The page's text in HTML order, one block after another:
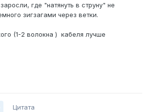
где "натянуть в струну" не
зигзагами через ветки.
(1-2 волокна ) кабеля лучше
Цитата